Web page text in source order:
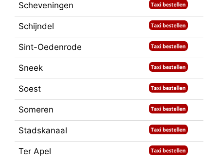
Scheveningen
Schijndel
Sint-Oedenrode
Sneek
Soest
Someren
Stadskanaal
Ter Apel